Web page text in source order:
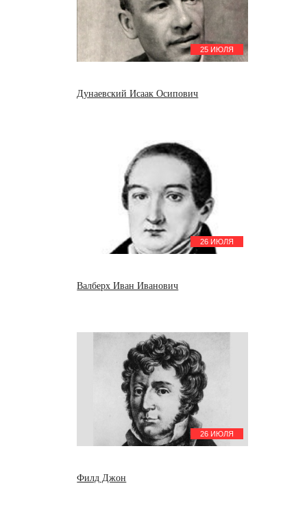
25 ИЮЛЯ
Дунаевский Исаак Осипович
26 ИЮЛЯ
Валберх Иван Иванович
26 ИЮЛЯ
Филд Джон